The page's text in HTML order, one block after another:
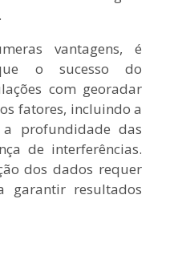
vantagens, é
o sucesso do
com georadar
fatores, incluindo a
profundidade das
de interferências.
dos dados requer
garantir resultados